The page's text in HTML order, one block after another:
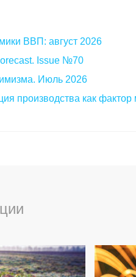
ВВП: август 2026
Issue №70
Июль 2026
производства как